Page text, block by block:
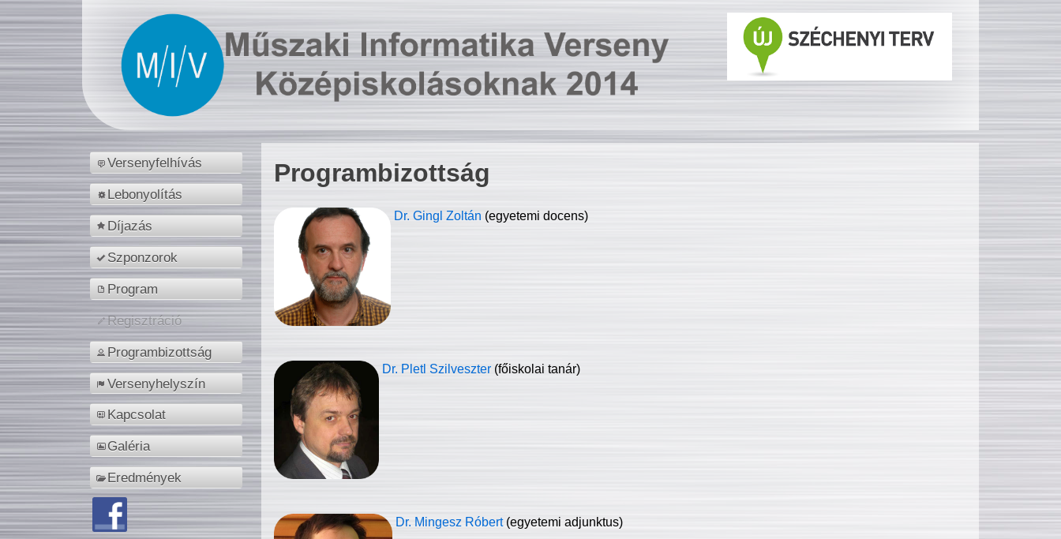
Versenyfelhívás
Lebonyolítás
Díjazás
Szponzorok
Program
Regisztráció
Programbizottság
Versenyhelyszín
Kapcsolat
Galéria
Eredmények
Programbizottság
Dr. Gingl Zoltán (egyetemi docens)
Dr. Pletl Szilveszter (főiskolai tanár)
Dr. Mingesz Róbert (egyetemi adjunktus)